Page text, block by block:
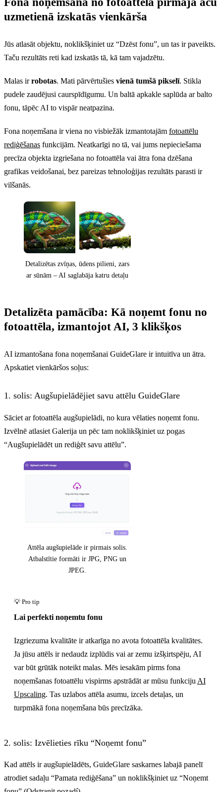
uzmetienā izskatās vienkārša
Jūs atlasāt objektu, noklikšķiniet uz “Dzēst fonu”, un tas ir paveikts.
Taču rezultāts reti kad izskatās tā, kā tam vajadzētu.
Malas irrobotas. Mati pārvērtušies vienā tumšā pikselī. Stikla
pudele zaudējusi caurspīdīgumu. Un baltā apkakle saplūda ar balto
fonu, tāpēc AI to vispār neatpazina.
Fona noņemšana ir viena no visbiežāk izmantotajām fotoattēlu
rediģēšanas funkcijām. Neatkarīgi no tā, vai jums nepieciešama
precīza objekta izgriešana no fotoattēla vai ātra fona dzēšana
grafikas veidošanai, bez pareizas tehnoloģijas rezultāts parasti ir
vilšanās.
Detalizētas zvīņas, ūdens pilieni, zars
ar sūnām – AI saglabāja katru detaļu
Detalizēta pamācība: Kā noņemt fonu no
fotoattēla, izmantojot AI, 3 klikšķos
AI izmantošana fona noņemšanai GuideGlare ir intuitīva un ātra.
Apskatiet vienkāršos soļus:
1. solis: Augšupielādējiet savu attēlu GuideGlare
Sāciet ar fotoattēla augšupielādi, no kura vēlaties noņemt fonu.
Izvēlnē atlasiet Galerija un pēc tam noklikšķiniet uz pogas
“Augšupielādēt un rediģēt savu attēlu”.
Attēla augšupielāde ir pirmais solis.
Atbalstītie formāti ir JPG, PNG un
JPEG.
Lai perfekti noņemtu fonu
Izgriezuma kvalitāte ir atkarīga no avota fotoattēla kvalitātes.
Ja jūsu attēls ir nedaudz izplūdis vai ar zemu izšķirtspēju, AI
var būt grūtāk noteikt malas. Mēs iesakām pirms fona
noņemšanas fotoattēlu vispirms apstrādāt ar mūsu funkciju AI
Upscaling. Tas uzlabos attēla asumu, izcels detaļas, un
turpmākā fona noņemšana būs precīzāka.
2. solis: Izvēlieties rīku “Noņemt fonu”
Kad attēls ir augšupielādēts, GuideGlare saskarnes labajā panelī
atrodiet sadaļu “Pamata rediģēšana” un noklikšķiniet uz “Noņemt